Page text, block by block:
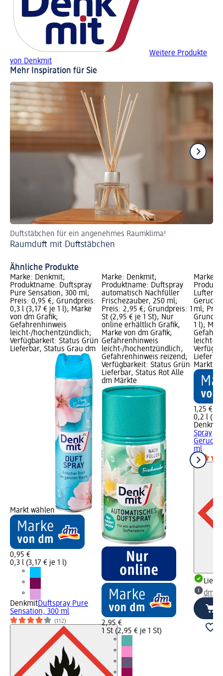
Weitere Produkte
von Denkmit
Mehr Inspiration für Sie
Duftstäbchen für ein angenehmes Raumklima!
Raumduft mit Duftstäbchen
Ähnliche Produkte
Marke: Denkmit;
Produktname: Duftspray
Pure Sensation, 300 ml;
Preis: 0,95 €; Grundpreis:
0,3 l (3,17 € je 1 l); Marke
von dm Grafik;
Gefahrenhinweis
leicht-/hochentzündlich;
Verfügbarkeit: Status Grün
Lieferbar, Status Grau dm
Markt wählen
0,95 €
0,3 l (3,17 € je 1 l)
DenkmitDuftspray Pure
Sensation, 300 ml
(112)
Marke: Denkmit;
Produktname: Duftspray
automatisch Nachfüller
Frischezauber, 250 ml;
Preis: 2,95 €; Grundpreis: 1
St (2,95 € je 1 St); Nur
online erhältlich Grafik,
Marke von dm Grafik;
Gefahrenhinweis
leicht-/hochentzündlich,
Gefahrenhinweis reizend;
Verfügbarkeit: Status Grün
Lieferbar, Status Rot Alle
dm Märkte
2,95 €
1 St (2,95 € je 1 St)
Marke:
ml;
1 l);
leicht-/
Markt
1,25 €
0,2 l
Denkmit
Spray
ml
dm